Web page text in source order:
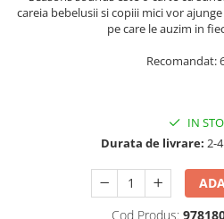
careia bebelusii si copiii mici vor
pe care le auzim in
Recomandat:
IN
Durata de livrare: 2-
Cod Produs: